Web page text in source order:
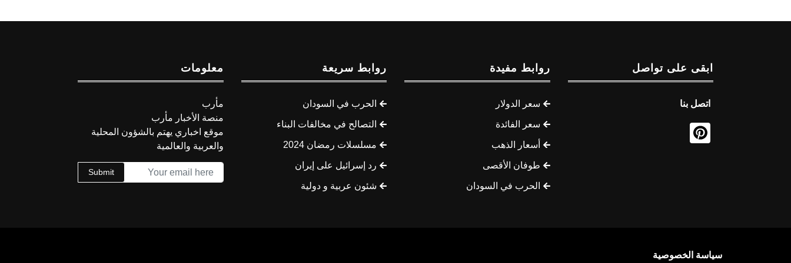
ابقى على تواصل
اتصل بنا
روابط مفيدة
سعر الدولار
سعر الفائدة
أسعار الذهب
طوفان الأقصى
الحرب في السودان
روابط سريعة
الحرب في السودان
التصالح في مخالفات البناء
مسلسلات رمضان 2024
رد إسرائيل على إيران
شئون عربية و دولية
معلومات
مأرب
منصة الأخبار مأرب
موقع اخباري يهتم بالشؤون المحلية
والعربية والعالمية
Submit
سياسة الخصوصية